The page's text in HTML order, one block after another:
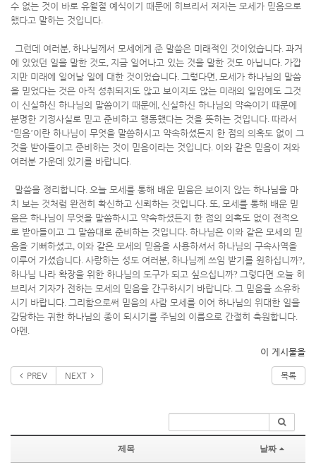
수 없는 것이 바로 유월절 예식이기 때문에 히브리서 저자는 모세가 믿음으로
했다고 말하는 것입니다.
그런데 여러분, 하나님께서 모세에게 준 말씀은 미래적인 것이었습니다. 과거
에 있었던 일을 말한 것도, 지금 일어나고 있는 것을 말한 것도 아닙니다. 가깝
지만 미래에 일어날 일에 대한 것이었습니다. 그렇다면, 모세가 하나님의 말씀
을 믿었다는 것은 아직 성취되지도 않고 보이지도 않는 미래의 일임에도 그것
이 신실하신 하나님의 말씀이기 때문에 , 신실하신 하나님의 약속이기 때문에
분명한 기정사실로 믿고 준비하고 행동했다는 것을 뜻하는 것입니다. 따라서
‘믿음’이란 하나님이 무엇을 말씀하시고 약속하셨든지 한 점의 의혹도 없이 그
것을 받아들이고 준비하는 것이 믿음이라는 것입니다. 이와 같은 믿음이 저와
여러분 가운데 있기를 바랍니다.
말씀을 정리합니다. 오늘 모세를 통해 배운 믿음은 보이지 않는 하나님을 마
치 보는 것처럼 완전히 확신하고 신뢰하는 것입니다. 또, 모세를 통해 배운 믿
음은 하나님이 무엇을 말씀하시고 약속하셨든지 한 점의 의혹도 없이 전적으
로 받아들이고 그 말씀대로 준비하는 것입니다. 하나님은 이와 같은 모세의 믿
음을 기뻐하셨고, 이와 같은 모세의 믿음을 사용하셔서 하나님의 구속사역을
이루어 가셨습니다. 사랑하는 성도 여러분, 하나님께 쓰임 받기를 원하십니까?,
하나님 나라 확장을 위한 하나님의 도구가 되고 싶으십니까? 그렇다면 오늘 히
브리서 기자가 전하는 모세의 믿음을 간구하시기 바랍니다. 그 믿음을 소유하
시기 바랍니다. 그리함으로써 믿음의 사람 모세를 이어 하나님의 위대한 일을
감당하는 귀한 하나님의 종이 되시기를 주님의 이름으로 간절히 축원합니다.
아멘.
이 게시물을
PREV NEXT 목록
제목 날짜